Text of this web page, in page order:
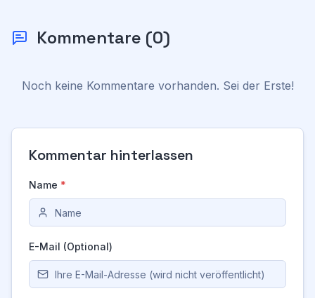
Kommentare (0)
Noch keine Kommentare vorhanden. Sei der Erste!
Kommentar hinterlassen
Name *
E-Mail (Optional)